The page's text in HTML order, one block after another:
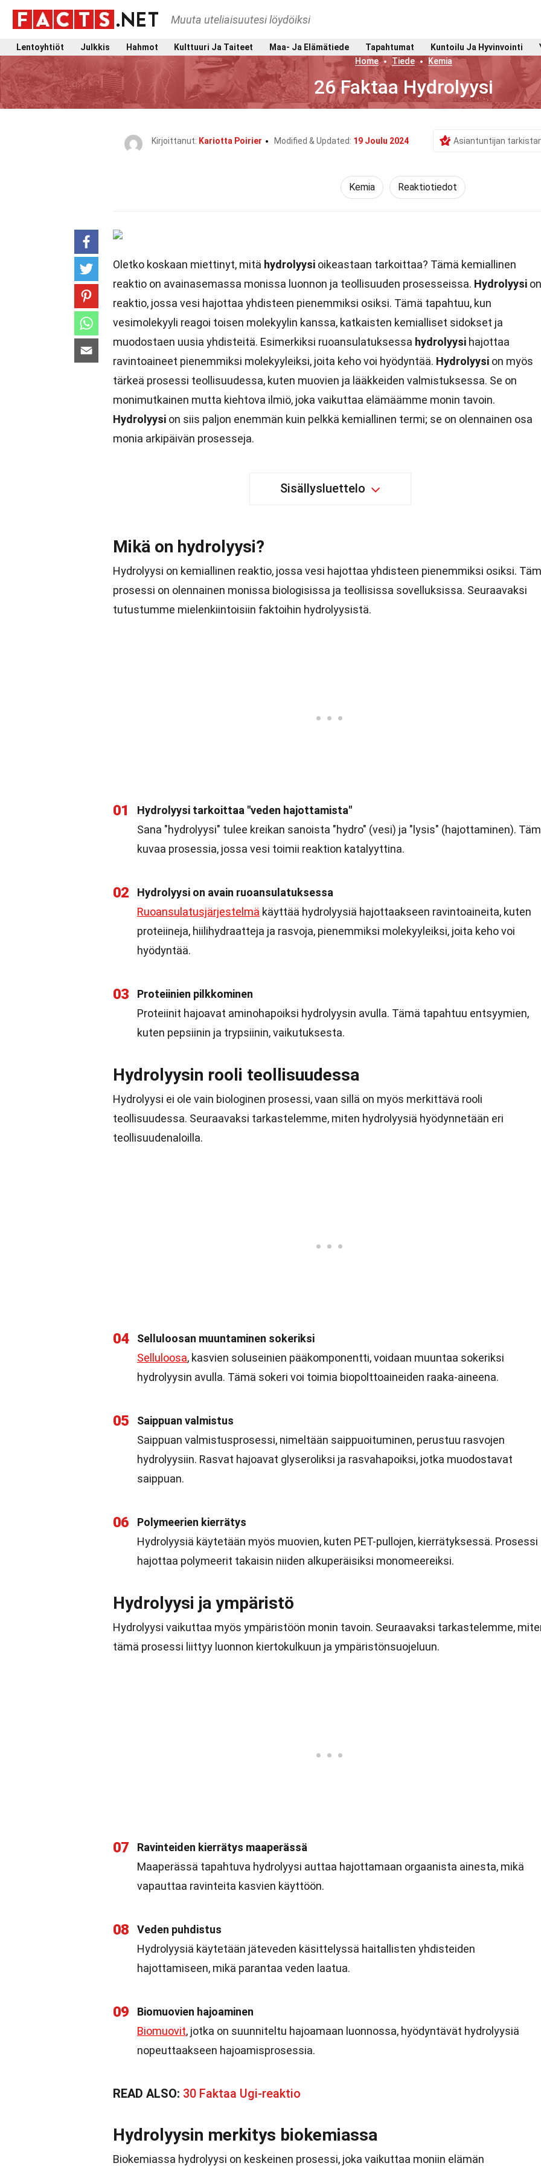
Muuta uteliaisuutesi löydöiksi
Lentoyhtiöt Julkkis Hahmot Kulttuuri Ja Taiteet Maa- Ja Elämätiede Tapahtumat Kuntoilu Ja Hyvinvointi
Home
Tiede Kemia
26 Faktaa Hydrolyysi
Kirjoittanut: Kariotta Poirier Modified & Updated: 19 Joulu 2024 Asiantuntijan
Kemia Reaktiotiedot
Oletko koskaan miettinyt, mitä hydrolyysi oikeastaan tarkoittaa? Tämä kemiallinen
reaktio on avainasemassa monissa luonnon ja teollisuuden prosesseissa. Hydrolyysi on
reaktio, jossa vesi hajottaa yhdisteen pienemmiksi osiksi. Tämä tapahtuu, kun
vesimolekyyli reagoi toisen molekyylin kanssa, katkaisten kemialliset sidokset ja
muodostaen uusia yhdisteitä. Esimerkiksi ruoansulatuksessa hydrolyysi hajottaa
ravintoaineet pienemmiksi molekyyleiksi, joita keho voi hyödyntää. Hydrolyysi on myös
tärkeä prosessi teollisuudessa, kuten muovien ja lääkkeiden valmistuksessa. Se on
monimutkainen mutta kiehtova ilmiö, joka vaikuttaa elämäämme monin tavoin.
Hydrolyysi on siis paljon enemmän kuin pelkkä kemiallinen termi; se on olennainen osa
monia arkipäivän prosesseja.
Sisällysluettelo
Mikä on hydrolyysi?
Hydrolyysi on kemiallinen reaktio, jossa vesi hajottaa yhdisteen pienemmiksi osiksi.
prosessi on olennainen monissa biologisissa ja teollisissa sovelluksissa. Seuraavaksi
tutustumme mielenkiintoisiin faktoihin hydrolyysistä.
01
Hydrolyysi tarkoittaa "veden hajottamista"
Sana "hydrolyysi" tulee kreikan sanoista "hydro" (vesi) ja "lysis" (hajottaminen).
kuvaa prosessia, jossa vesi toimii reaktion katalyyttina.
02
Hydrolyysi on avain ruoansulatuksessa
Ruoansulatusjärjestelmä käyttää hydrolyysiä hajottaakseen ravintoaineita, kuten
proteiineja, hiilihydraatteja ja rasvoja, pienemmiksi molekyyleiksi, joita keho voi
hyödyntää.
03
Proteiinien pilkkominen
Proteiinit hajoavat aminohapoiksi hydrolyysin avulla. Tämä tapahtuu entsyymien,
kuten pepsiinin ja trypsiinin, vaikutuksesta.
Hydrolyysin rooli teollisuudessa
Hydrolyysi ei ole vain biologinen prosessi, vaan sillä on myös merkittävä rooli
teollisuudessa. Seuraavaksi tarkastelemme, miten hydrolyysiä hyödynnetään eri
teollisuudenaloilla.
04
Selluloosan muuntaminen sokeriksi
Selluloosa, kasvien soluseinien pääkomponentti, voidaan muuntaa sokeriksi
hydrolyysin avulla. Tämä sokeri voi toimia biopolttoaineiden raaka-aineena.
05
Saippuan valmistus
Saippuan valmistusprosessi, nimeltään saippuoituminen, perustuu rasvojen
hydrolyysiin. Rasvat hajoavat glyseroliksi ja rasvahapoiksi, jotka muodostavat
saippuan.
06
Polymeerien kierrätys
Hydrolyysiä käytetään myös muovien, kuten PET-pullojen, kierrätyksessä. Prosessi
hajottaa polymeerit takaisin niiden alkuperäisiksi monomeereiksi.
Hydrolyysi ja ympäristö
Hydrolyysi vaikuttaa myös ympäristöön monin tavoin. Seuraavaksi tarkastelemme,
tämä prosessi liittyy luonnon kiertokulkuun ja ympäristönsuojeluun.
07
Ravinteiden kierrätys maaperässä
Maaperässä tapahtuva hydrolyysi auttaa hajottamaan orgaanista ainesta, mikä
vapauttaa ravinteita kasvien käyttöön.
08
Veden puhdistus
Hydrolyysiä käytetään jäteveden käsittelyssä haitallisten yhdisteiden
hajottamiseen, mikä parantaa veden laatua.
09
Biomuovien hajoaminen
Biomuovit, jotka on suunniteltu hajoamaan luonnossa, hyödyntävät hydrolyysiä
nopeuttaakseen hajoamisprosessia.
READ ALSO: 30 Faktaa Ugi-reaktio
Hydrolyysin merkitys biokemiassa
Biokemiassa hydrolyysi on keskeinen prosessi, joka vaikuttaa moniin elämän